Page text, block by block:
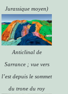
Jurassique moyen)
Anticlinal de
Sarrance ; vue vers
l’est depuis le sommet
du trone du roy